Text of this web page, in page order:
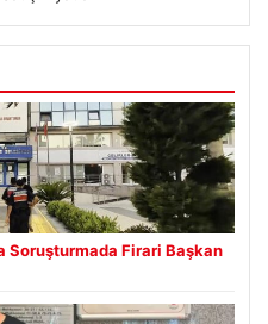
Soruşturmada Firari Başkan